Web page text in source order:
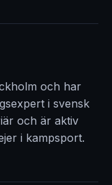
och har
i svensk
och är aktiv
i kampsport.